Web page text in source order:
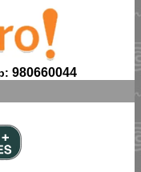
980660044